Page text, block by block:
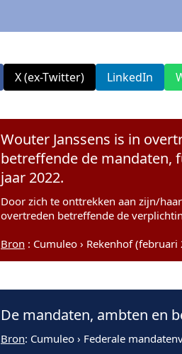
X (ex-Twitter) LinkedIn
Wouter Janssens is in
betreffende de mandaten,
jaar 2022.
Door zich te onttrekken aan zijn/
overtreden betreffende de
Bron : Cumuleo › Rekenhof (februari
De mandaten, ambten en
Bron: Cumuleo › Federale